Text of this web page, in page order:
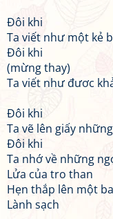
Đôi khi
Ta viết như một kẻ
Đôi khi
(mừng thay)
Ta viết như đươc
Đôi khi
Ta vẽ lên giấy
Đôi khi
Ta nhớ về những
Lửa của tro than
Hẹn thắp lên một
Lành sạch